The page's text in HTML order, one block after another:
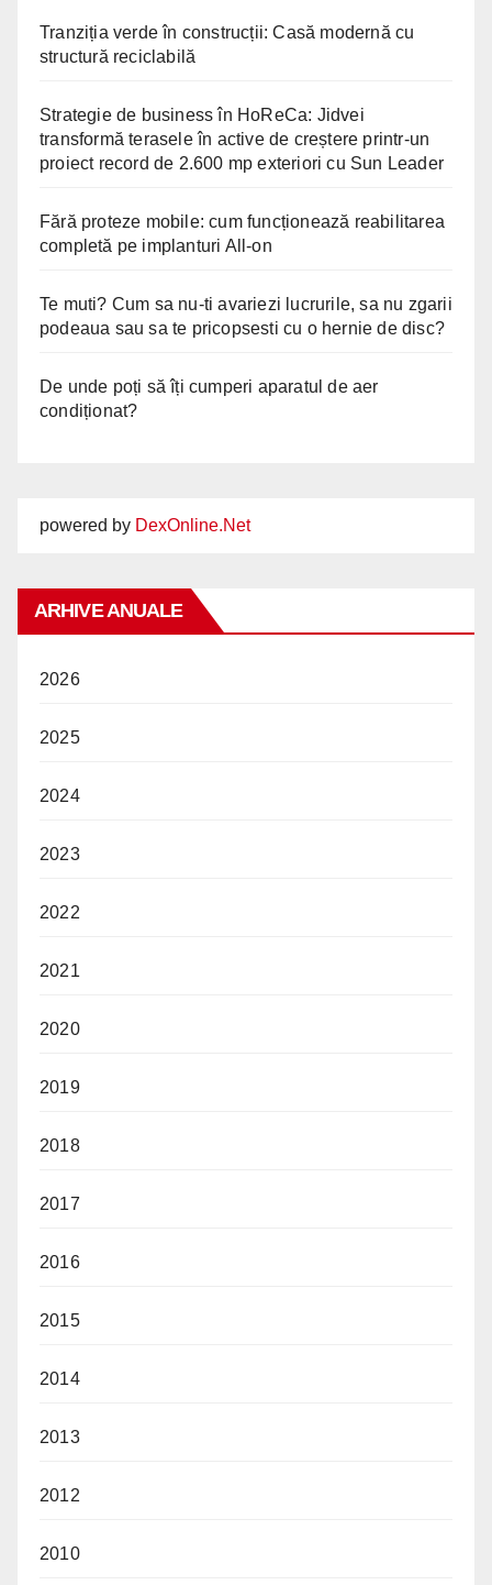
Tranziția verde în construcții: Casă modernă cu
structură reciclabilă
Strategie de business în HoReCa: Jidvei
transformă terasele în active de creștere printr-un
proiect record de 2.600 mp exteriori cu Sun Leader
Fără proteze mobile: cum funcționează reabilitarea
completă pe implanturi All-on
Te muti? Cum sa nu-ti avariezi lucrurile, sa nu zgarii
podeaua sau sa te pricopsesti cu o hernie de disc?
De unde poți să îți cumperi aparatul de aer
condiționat?
powered by DexOnline.Net
ARHIVE ANUALE
2026
2025
2024
2023
2022
2021
2020
2019
2018
2017
2016
2015
2014
2013
2012
2010